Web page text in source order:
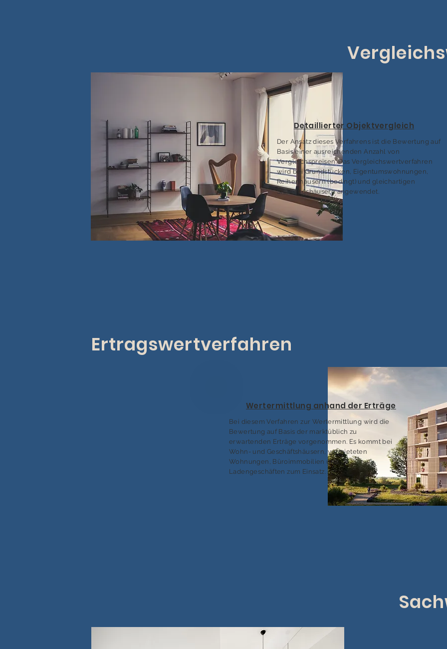
Detaillierter Objektvergleich
Der Ansatz dieses Verfahrens ist die Bewertung auf
Basis einer ausreichenden Anzahl von
Vergleichspreisen. Das Vergleichswert­verfahren
wird bei Grundstücken, Eigentumswohnungen,
Reihenhäusern (bedingt) und gleichartigen
Siedlungshäusern angewendet.
Ertragswertverfahren
Wertermittlung anhand der Erträge
Bei diesem Verfahren zur Wertermittlung wird die
Bewertung auf Basis der marktüblich zu
erwartenden Erträge vorgenommen. Es kommt bei
Wohn- und Geschäftshäusern, vermieteten
Wohnungen, Büroimmobilien und
Ladengeschäften zum Einsatz.